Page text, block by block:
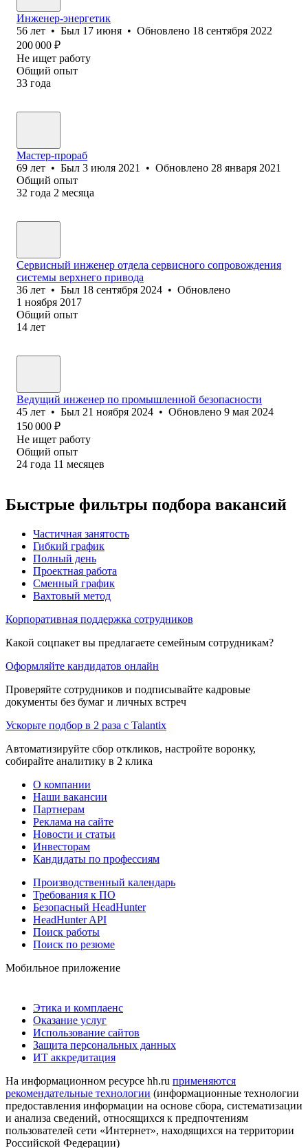
Инженер-энергетик
56 лет • Был 17 июня • Обновлено 18 сентября 2022
200 000 ₽
Не ищет работу
Общий опыт
33 года
Мастер-прораб
69 лет • Был 3 июля 2021 • Обновлено 28 января 2021
Общий опыт
32 года 2 месяца
Сервисный инженер отдела сервисного сопровождения
системы верхнего привода
36 лет • Был 18 сентября 2024 • Обновлено
1 ноября 2017
Общий опыт
14 лет
Ведущий инженер по промышленной безопасности
45 лет • Был 21 ноября 2024 • Обновлено 9 мая 2024
150 000 ₽
Не ищет работу
Общий опыт
24 года 11 месяцев
Быстрые фильтры подбора вакансий
Частичная занятость
Гибкий график
Полный день
Проектная работа
Сменный график
Вахтовый метод
Корпоративная поддержка сотрудников
Какой соцпакет вы предлагаете семейным сотрудникам?
Оформляйте кандидатов онлайн
Проверяйте сотрудников и подписывайте кадровые
документы без бумаг и личных встреч
Ускорьте подбор в 2 раза с Talantix
Автоматизируйте сбор откликов, настройте воронку,
собирайте аналитику в 2 клика
О компании
Наши вакансии
Партнерам
Реклама на сайте
Новости и статьи
Инвесторам
Кандидаты по профессиям
Производственный календарь
Требования к ПО
Безопасный HeadHunter
HeadHunter API
Поиск работы
Поиск по резюме
Мобильное приложение
Этика и комплаенс
Оказание услуг
Использование сайтов
Защита персональных данных
ИТ аккредитация
На информационном ресурсе hh.ru применяются
рекомендательные технологии (информационные технологии
предоставления информации на основе сбора, систематизации
и анализа сведений, относящихся к предпочтениям
пользователей сети «Интернет», находящихся на территории
Российской Федерации)